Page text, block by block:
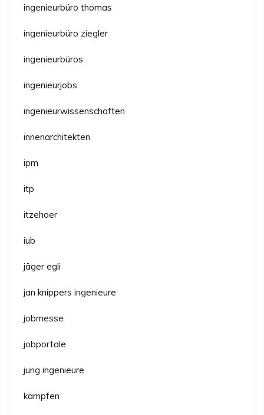
ingenieurbüro thomas
ingenieurbüro ziegler
ingenieurbüros
ingenieurjobs
ingenieurwissenschaften
innenarchitekten
ipm
itp
itzehoer
iub
jäger egli
jan knippers ingenieure
jobmesse
jobportale
jung ingenieure
kämpfen